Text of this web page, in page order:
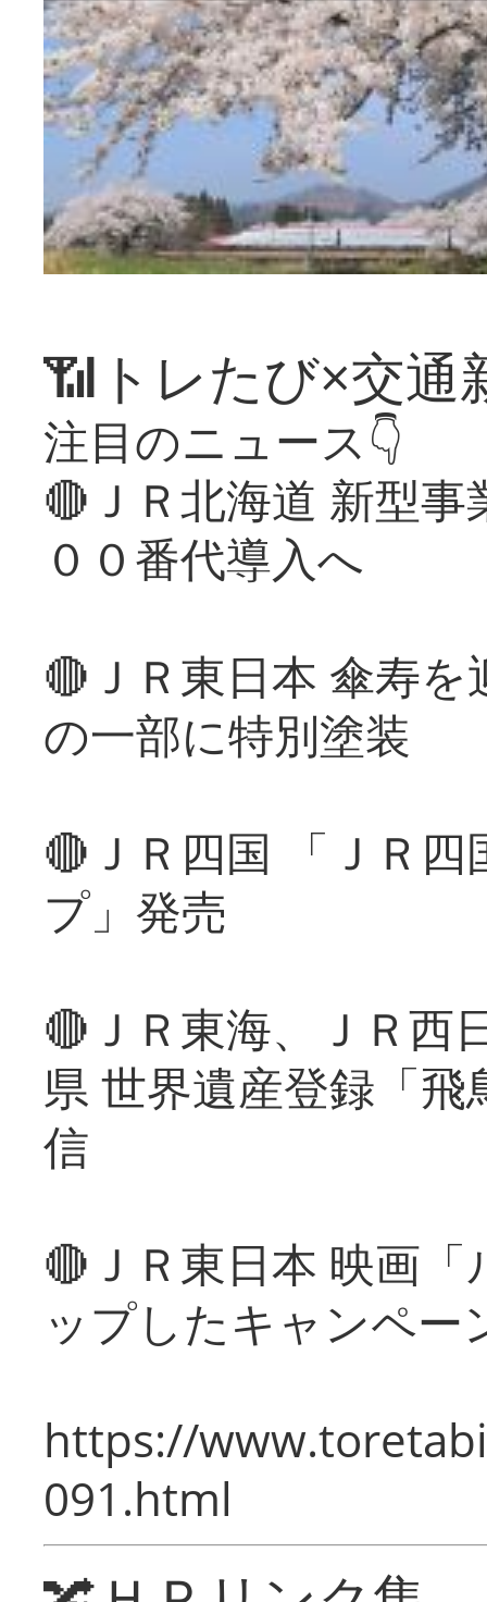
📶トレたび×交通
注目のニュース👇
🔴ＪＲ北海道 新型
００番代導入へ
🔴ＪＲ東日本 傘寿
の一部に特別塗装
🔴ＪＲ四国 「ＪＲ
プ」発売
🔴ＪＲ東海、ＪＲ西
県 世界遺産登録「
信
🔴ＪＲ東日本 映画
ップしたキャンペー
https://
091.html